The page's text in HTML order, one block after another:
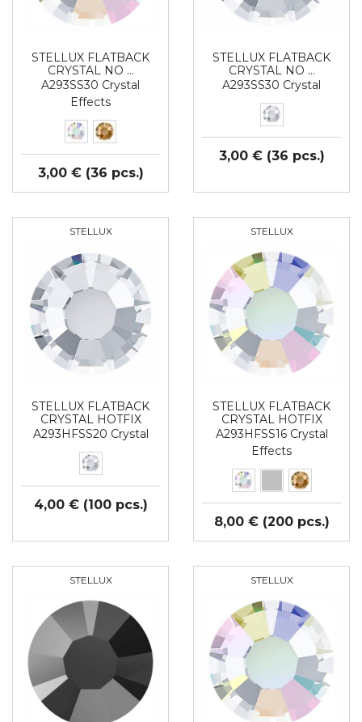
STELLUX FLATBACK
CRYSTAL NO …
A293SS30 Crystal
Effects
3,00 € (36 pcs.)
STELLUX FLATBACK
CRYSTAL NO …
A293SS30 Crystal
3,00 € (36 pcs.)
STELLUX
STELLUX FLATBACK
CRYSTAL HOTFIX
A293HFSS20 Crystal
4,00 € (100 pcs.)
STELLUX
STELLUX FLATBACK
CRYSTAL HOTFIX
A293HFSS16 Crystal
Effects
8,00 € (200 pcs.)
STELLUX STELLUX